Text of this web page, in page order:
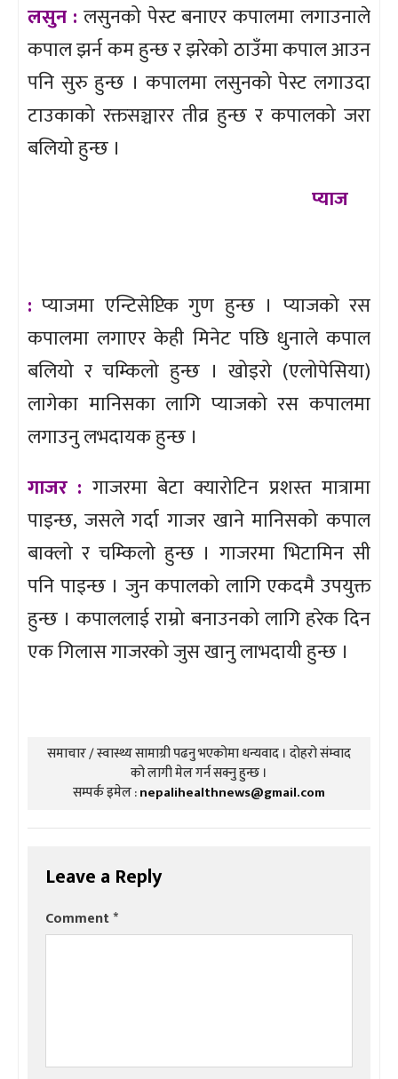
लसुन : लसुनको पेस्ट बनाएर कपालमा लगाउनाले
कपाल झर्न कम हुन्छ र झरेको ठाउँमा कपाल आउन
पनि सुरु हुन्छ । कपालमा लसुनको पेस्ट लगाउदा
टाउकाको रक्तसञ्चारर तीव्र हुन्छ र कपालको जरा
बलियो हुन्छ ।
प्याज
: प्याजमा एन्टिसेप्टिक गुण हुन्छ । प्याजको रस
कपालमा लगाएर केही मिनेट पछि धुनाले कपाल
बलियो र चम्किलो हुन्छ । खोइरो (एलोपेसिया)
लागेका मानिसका लागि प्याजको रस कपालमा
लगाउनु लभदायक हुन्छ ।
गाजर : गाजरमा बेटा क्यारोटिन प्रशस्त मात्रामा
पाइन्छ, जसले गर्दा गाजर खाने मानिसको कपाल
बाक्लो र चम्किलो हुन्छ । गाजरमा भिटामिन सी
पनि पाइन्छ । जुन कपालको लागि एकदमै उपयुक्त
हुन्छ । कपाललाई राम्रो बनाउनको लागि हरेक दिन
एक गिलास गाजरको जुस खानु लाभदायी हुन्छ ।
समाचार / स्वास्थ्य सामाग्री पढनु भएकोमा धन्यवाद । दोहरो संम्वाद
को लागी मेल गर्न सक्नु हुन्छ ।
सम्पर्क इमेल :nepalihealthnews@gmail.com
Leave a Reply
Comment*